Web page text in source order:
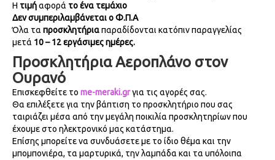
Η τιμήαφορά το ένα τεμάχιο
Δεν συμπεριλαμβάνεται ο Φ.Π.Α
Όλα τα προσκλητήριαπαραδίδονται κατόπιν παραγγελίας
μετά 10 – 12εργάσιμες ημέρες.
Προσκλητήρια Αεροπλάνο στον
Ουρανό
Επισκεφθείτε το me-meraki.grγια τις αγορές σας.
Θα επιλέξετε για την βάπτιση το προσκλητήριο που σας
ταιριάζει μέσα από την μεγάλη ποικιλία προσκλητηρίων που
έχουμε στο ηλεκτρονικό μας κατάστημα.
Επίσης μπορείτε να συνδυάσετε με το ίδιο θέμα και την
μπομπονιέρα, τα μαρτυρικά, την λαμπάδα και τα υπόλοιπα